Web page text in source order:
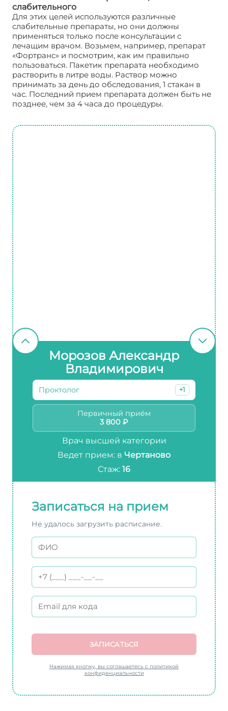
слабительного
Для этих целей используются различные
слабительные препараты, но они должны
применяться только после консультации с
лечащим врачом. Возьмем, например, препарат
«Фортранс» и посмотрим, как им правильно
пользоваться. Пакетик препарата необходимо
растворить в литре воды. Раствор можно
принимать за день до обследования, 1 стакан в
час. Последний прием препарата должен быть не
позднее, чем за 4 часа до процедуры.
Морозов Александр
Владимирович
Проктолог +1
Первичный приём
3 800 ₽
Врач высшей категории
Ведет прием: в Чертаново
Стаж: 16
Записаться на прием
Не удалось загрузить расписание.
ЗАПИСАТЬСЯ
Нажимая кнопку, вы соглашаетесь с политикой
конфиденциальности